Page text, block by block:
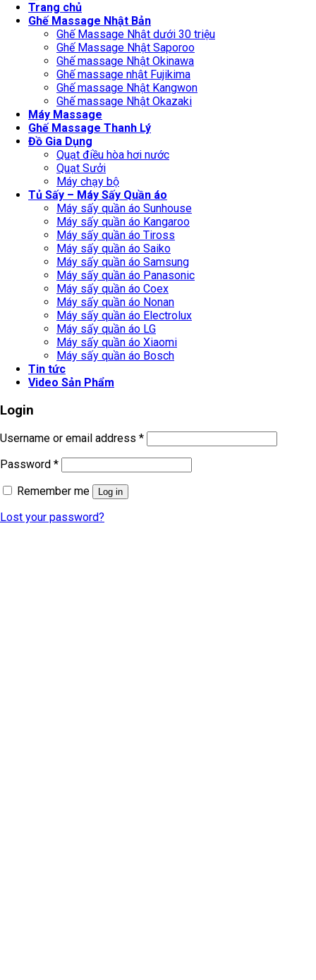
Trang chủ
Ghế Massage Nhật Bản
Ghế Massage Nhật dưới 30 triệu
Ghế Massage Nhật Saporoo
Ghế massage Nhật Okinawa
Ghế massage nhật Fujikima
Ghế massage Nhật Kangwon
Ghế massage Nhật Okazaki
Máy Massage
Ghế Massage Thanh Lý
Đồ Gia Dụng
Quạt điều hòa hơi nước
Quạt Sưởi
Máy chạy bộ
Tủ Sấy – Máy Sấy Quần áo
Máy sấy quần áo Sunhouse
Máy sấy quần áo Kangaroo
Máy sấy quần áo Tiross
Máy sấy quần áo Saiko
Máy sấy quần áo Samsung
Máy sấy quần áo Panasonic
Máy sấy quần áo Coex
Máy sấy quần áo Nonan
Máy sấy quần áo Electrolux
Máy sấy quần áo LG
Máy sấy quần áo Xiaomi
Máy sấy quần áo Bosch
Tin tức
Video Sản Phẩm
Login
Username or email address *
Password *
Remember me
Log in
Lost your password?